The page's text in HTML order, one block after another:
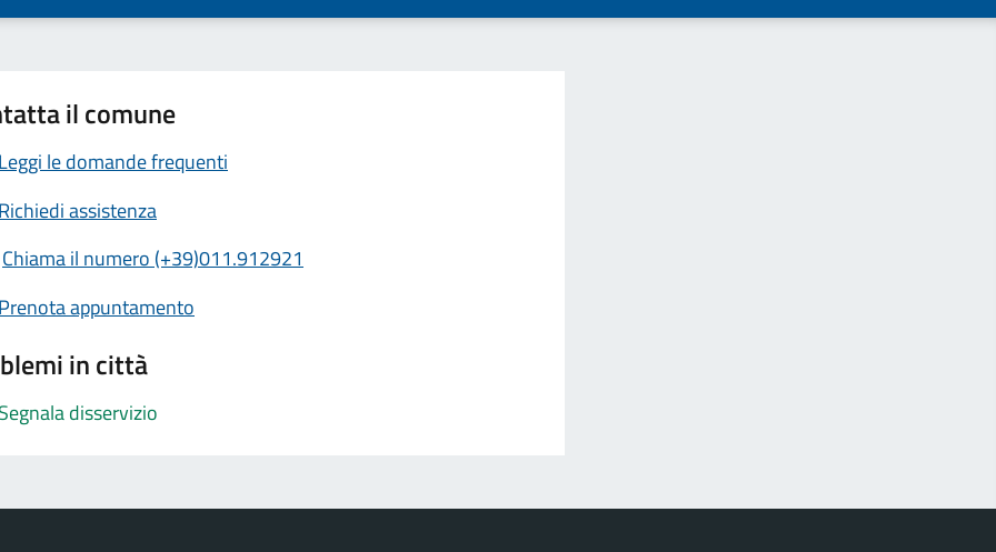
il comune
Leggi le domande frequenti
Richiedi assistenza
Chiama il numero (+39)011.912921
Prenota appuntamento
in città
Segnala disservizio